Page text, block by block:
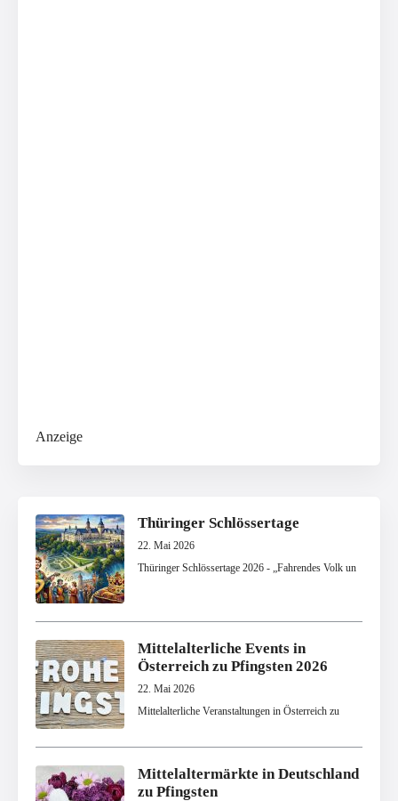
Anzeige
Thüringer Schlössertage
22. Mai 2026
Thüringer Schlössertage 2026 - „Fahrendes Volk un
Mittelalterliche Events in
Österreich zu Pfingsten 2026
22. Mai 2026
Mittelalterliche Veranstaltungen in Österreich zu
Mittelaltermärkte in Deutschland
zu Pfingsten